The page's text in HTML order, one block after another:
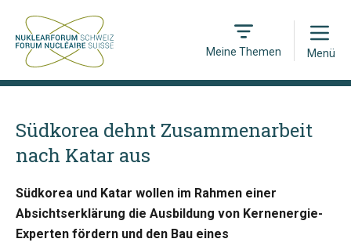
Meine Themen
Open
Menü
Südkorea dehnt Zusammenarbeit
nach Katar aus
Südkorea und Katar wollen im Rahmen einer
Absichtserklärung die Ausbildung von Kernenergie-
Experten fördern und den Bau eines